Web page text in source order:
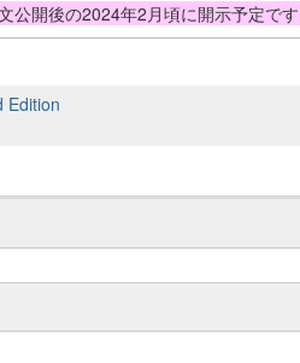
開後の2024年2月頃に開示予定です
Edition